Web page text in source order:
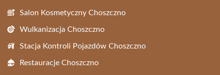
Salon Kosmetyczny Choszczno
Wulkanizacja Choszczno
Stacja Kontroli Pojazdów Choszczno
Restauracje Choszczno